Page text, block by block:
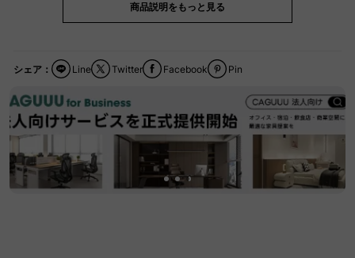
商品説明をもっと見る
シェア： Facebook
Twitter Pin
Line